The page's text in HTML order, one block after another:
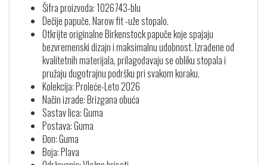
Šifra proizvoda: 1026743-blu
Dečije papuče. Narow fit -uže stopalo.
Otkrijte originalne Birkenstock papuče koje spajaju
bezvremenski dizajn i maksimalnu udobnost. Izrađene od
kvalitetnih materijala, prilagođavaju se obliku stopala i
pružaju dugotrajnu podršku pri svakom koraku.
Kolekcija: Proleće-Leto 2026
Način izrade: Brizgana obuća
Sastav lica: Guma
Postava: Guma
Đon: Guma
Boja: Plava